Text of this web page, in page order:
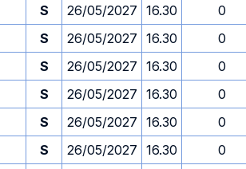
S 26/05/2027 16.30 0
S 26/05/2027 16.30 0
S 26/05/2027 16.30 0
S 26/05/2027 16.30 0
S 26/05/2027 16.30 0
S 26/05/2027 16.30 0